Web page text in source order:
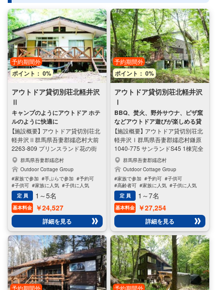
ポイント： 0%
予約期間外
アウトドア貸切別荘北軽井沢
Ⅱ
キャンプのようにアウトドア ホテ
ルのように快適に
【施設概要】 アウトドア貸切別荘北
軽井沢Ⅱ ​群馬県吾妻郡嬬恋村大前
2263-809 プリンスランド花の街
210-2 1棟完全貸切（定員5名） チェ
ックイン16時、チェックアウト11
時 ※セルフチェックイン、セルフ
チェックアウト方式 BBQ、焚き
火、野外サウナなどのアウトドア
体験が手軽に楽しめる貸切別荘。
静かな別荘地の一棟貸切のプライ
ベート空間で、ゆったりとアウト
ドア体験が楽しめます。お客様に
ご用意いただくのは、食材、着火
剤、薪や炭だけでOK。（食材、着
火剤、薪や炭の販売店は、予約後
メールで案内します） 設備は全て
庭に常設、滞在中の朝7時～夜10
時までの時間、いつでも自由にご
利用いただけます。炭や薪の火の
群馬県吾妻郡嬬恋村
Outdoor Cottage Group
#家族で参加 #手ぶらで参加 #予約可
#子供可 #家族に人気 #子供に人気
#女性に人気
#男性に人気
定 員 1～5名
基本料金 ￥24,527
詳細を見る
ポイント： 0%
予約期間外
アウトドア貸切別荘北軽井沢
Ⅰ
BBQ、焚火、野外サウナ、ピザ窯
などアウトドア遊びが楽しめる貸
切別荘
【施設概要】 アウトドア貸切別荘北
軽井沢Ⅰ ​群馬県吾妻郡嬬恋村鎌原
1040-775 サンランドS45 1棟完全
貸切（定員7名） チェックイン16
時、チェックアウト11時 ※セルフ
チェックイン、セルフチェックア
ウト方式 BBQ、焚火、野外サウナ
など、本格的なアウトドア遊びが
楽しめる貸切別荘。木に囲まれた
一棟貸切のプライベート空間で、
本格アウトドア体験が楽しめま
す。お客様にご用意いただくの
は、食材、着火剤、薪や炭だけで
OK。（食材、着火剤、薪や炭の販
売店は、予約後メールで案内しま
す） 設備は全て庭に常設、滞在中
いつでも自由にご利用いただけま
す。炭や薪のつけ方、野外サウナ
の使い方なども事前のメールで案
群馬県吾妻郡嬬恋村
Outdoor Cottage Group
#家族で参加 #予約可 #子供可
#高齢者可 #家族に人気 #子供に人気
#女性に人気
#男性に人気
定 員 1～7名
基本料金 ￥27,254
詳細を見る
予約期間外 予約期間外